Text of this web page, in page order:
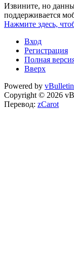
Извините, но
поддерживается
Нажмите здесь,
Вход
Регистрация
Полная
Вверх
Powered by
Copyright © 2026
Перевод: zCarot